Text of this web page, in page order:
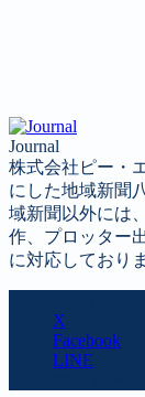
Journal
株式会社ピー・
にした地域新聞
域新聞以外には
作、プロッター
に対応しており
X
Facebook
LINE